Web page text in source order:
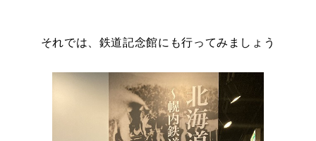
それでは、鉄道記念館にも行ってみましょう